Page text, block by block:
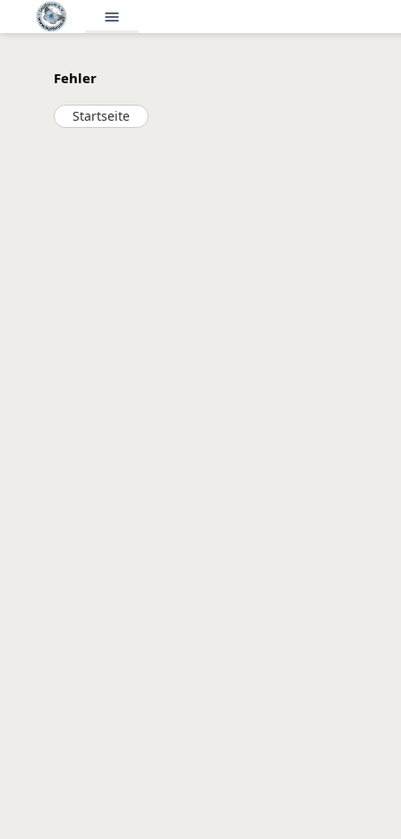
menu
Fehler
Startseite